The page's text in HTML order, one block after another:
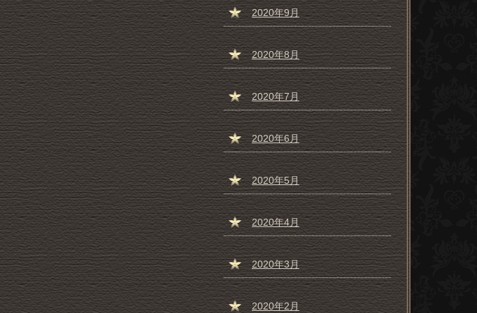
2020年9月
2020年8月
2020年7月
2020年6月
2020年5月
2020年4月
2020年3月
2020年2月